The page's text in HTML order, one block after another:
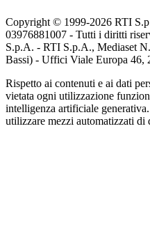
Copyright © 1999-2026 RTI
03976881007 - Tutti i diritti
S.p.A. - RTI S.p.A., Mediaset
Bassi) - Uffici Viale Europa 46,
Rispetto ai contenuti e ai dati
vietata ogni utilizzazione
intelligenza artificiale
utilizzare mezzi automatizzati di